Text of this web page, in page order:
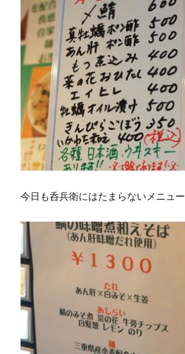
今日も呑兵衛にはたまらないメニュー